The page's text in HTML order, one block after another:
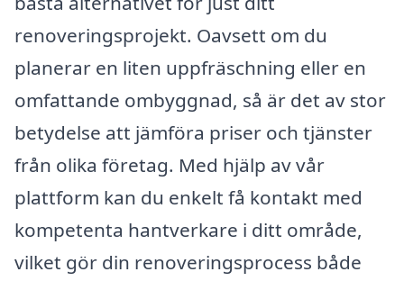
renoveringsprojekt. Oavsett om du
planerar en liten uppfräschning eller en
omfattande ombyggnad, så är det av stor
betydelse att jämföra priser och tjänster
från olika företag. Med hjälp av vår
plattform kan du enkelt få kontakt med
kompetenta hantverkare i ditt område,
vilket gör din renoveringsprocess både